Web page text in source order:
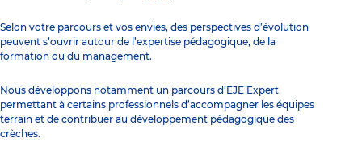
Selon votre parcours et vos envies, des perspectives d’évolution
peuvent s’ouvrir autour de l’expertise pédagogique, de la
formation ou du management.
Nous développons notamment un parcours d’EJE Expert
permettant à certains professionnels d’accompagner les équipes
terrain et de contribuer au développement pédagogique des
crèches.